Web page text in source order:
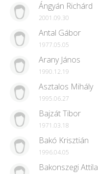
Ángyán Richárd
2001.09.30
Antal Gábor
1977.05.05
Arany János
1990.12.19
Asztalos Mihály
1995.06.27
Bajzát Tibor
1971.03.18
Bakó Krisztián
1996.04.05
Bakonszegi Attila